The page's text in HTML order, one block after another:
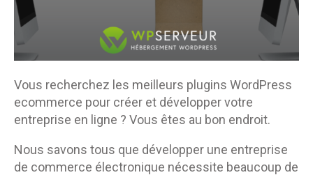
Vous recherchez les meilleurs plugins WordPress
ecommerce pour créer et développer votre
entreprise en ligne ? Vous êtes au bon endroit.
Nous savons tous que développer une entreprise
de commerce électronique nécessite beaucoup de